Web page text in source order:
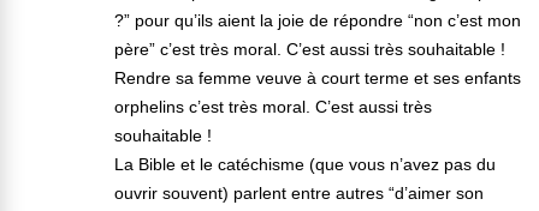
?” pour qu’ils aient la joie de répondre “non c’est mon
père” c’est très moral. C’est aussi très souhaitable !
Rendre sa femme veuve à court terme et ses enfants
orphelins c’est très moral. C’est aussi très
souhaitable !
La Bible et le catéchisme (que vous n’avez pas du
ouvrir souvent) parlent entre autres “d’aimer son